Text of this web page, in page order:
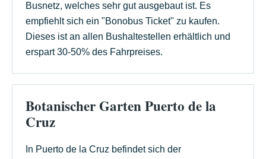
Busnetz, welches sehr gut ausgebaut ist. Es
empfiehlt sich ein "Bonobus Ticket" zu kaufen.
Dieses ist an allen Bushaltestellen erhältlich und
erspart 30-50% des Fahrpreises.
Botanischer Garten Puerto de la
Cruz
In Puerto de la Cruz befindet sich der